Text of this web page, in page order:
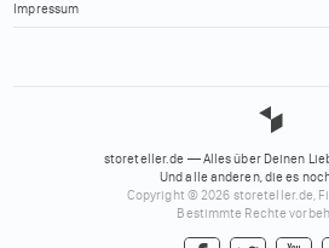
Impressum
storeteller.de — Alles über Deinen
Und alle anderen, die es
Copyright © 2026 storeteller.de,
Bestimmte Rechte